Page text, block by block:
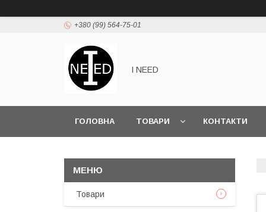
+380 (99) 564-75-01
I NEED
ГОЛОВНА ТОВАРИ КОНТАКТИ
Товари